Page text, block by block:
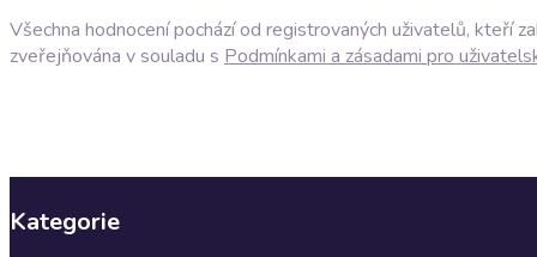
Všechna hodnocení pochází od registrovaných uživatelů, kteří
zveřejňována v souladu s Podmínkami a zásadami pro
Kategorie